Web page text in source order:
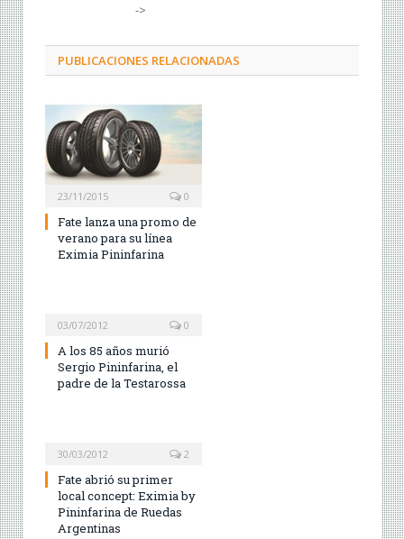
->
PUBLICACIONES RELACIONADAS
23/11/2015 0
Fate lanza una promo de
verano para su línea
Eximia Pininfarina
03/07/2012 0
A los 85 años murió
Sergio Pininfarina, el
padre de la Testarossa
30/03/2012 2
Fate abrió su primer
local concept: Eximia by
Pininfarina de Ruedas
Argentinas